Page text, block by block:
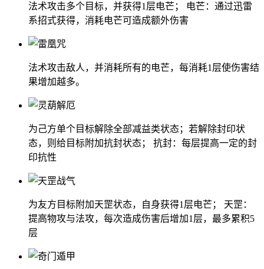
法术攻击多个目标，并获得1层电芒； 电芒：通过迅雷
系招式获得，消耗电芒可造成额外伤害
法术攻击敌人，并消耗所有的电芒，每消耗1层使伤害结
果增加越多。
为己方单个目标解除全部减益类状态；若解除封印状
态，则给目标附加抗封状态； 抗封：每层提高一定的封
印抗性
为友方目标附加天罡状态，自身获得1层电芒； 天罡：
提高物攻与法攻，每次造成伤害后增加1层，最多累积5
层